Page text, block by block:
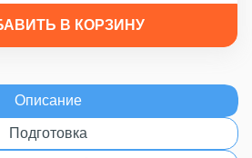
В КОРЗИНУ
Описание
Подготовка